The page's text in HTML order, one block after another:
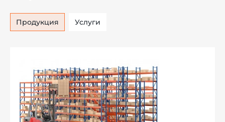
Продукция Услуги